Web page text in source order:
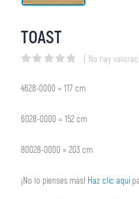
TOAST
( No hay
4628-0000 = 117 cm
6028-0000 = 152 cm
80028-0000 = 203 cm
¡No lo pienses más! Haz clic aquí